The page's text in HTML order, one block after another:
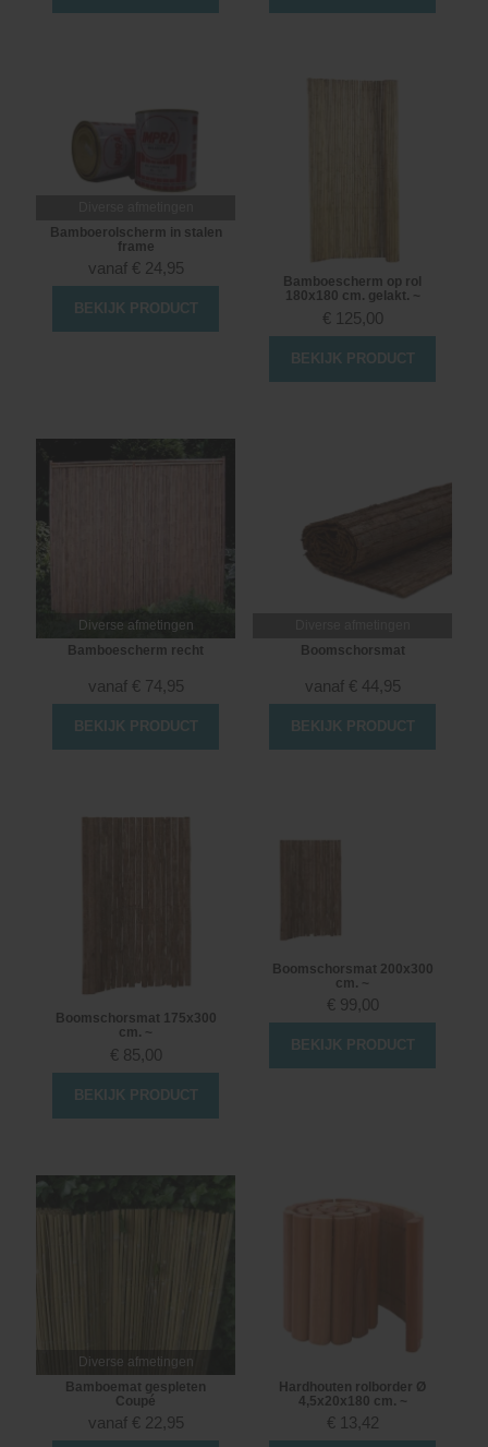
Bamboerolscherm in stalen
frame
vanaf € 24,95
BEKIJK PRODUCT
Bamboescherm op rol
180x180 cm. gelakt. ~
€ 125,00
BEKIJK PRODUCT
Diverse afmetingen
Bamboescherm recht
vanaf € 74,95
BEKIJK PRODUCT
Boomschorsmat
vanaf € 44,95
BEKIJK PRODUCT
Boomschorsmat 175x300
cm. ~
€ 85,00
BEKIJK PRODUCT
Boomschorsmat 200x300
cm. ~
€ 99,00
BEKIJK PRODUCT
Diverse afmetingen
Bamboemat gespleten
Coupé
vanaf € 22,95
Hardhouten rolborder Ø
4,5x20x180 cm. ~
€ 13,42